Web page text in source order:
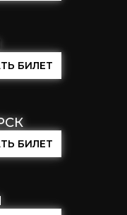
БИЛЕТ
БИЛЕТ